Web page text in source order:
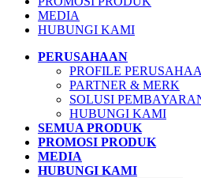
MEDIA
HUBUNGI KAMI
PERUSAHAAN
PROFILE
PARTNER & MERK
SOLUSI
HUBUNGI KAMI
SEMUA PRODUK
PROMOSI PRODUK
MEDIA
HUBUNGI KAMI